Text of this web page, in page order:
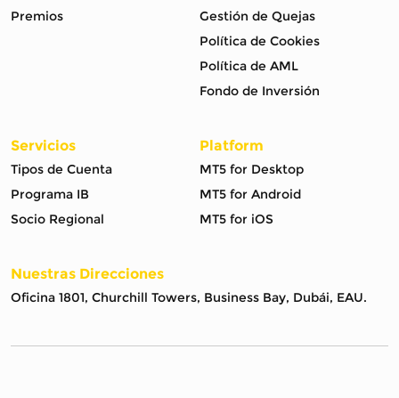
Premios
Gestión de Quejas
Política de Cookies
Política de AML
Fondo de Inversión
Servicios
Tipos de Cuenta
Programa IB
Socio Regional
Platform
MT5 for Desktop
MT5 for Android
MT5 for iOS
Nuestras Direcciones
Oficina 1801, Churchill Towers, Business Bay, Dubái, EAU.